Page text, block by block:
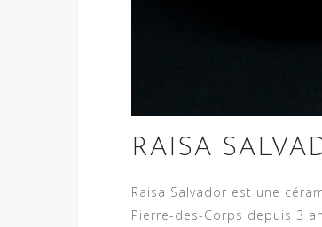
RAISA
Raisa Salvador est une
Pierre-des-Corps depuis 3